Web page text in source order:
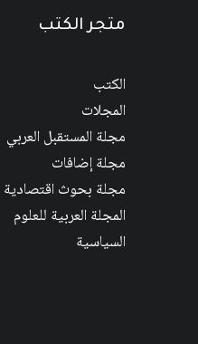
متجر الكتب
الكتب
المجلات
مجلة المستقبل العربي
مجلة إضافات
مجلة بحوث اقتصادية
المجلة العربية للعلوم
السياسية